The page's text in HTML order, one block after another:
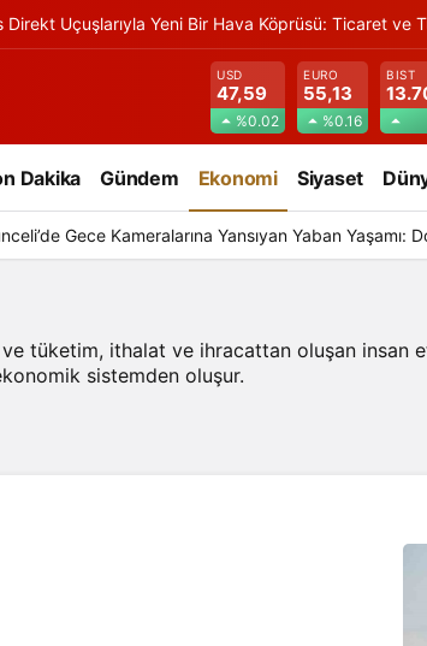
Direkt Uçuşlarıyla Yeni Bir Hava Köprüsü: Ticaret ve
USD
47,59
%0.02
EURO
55,13
%0.16
BIST
Dakika Gündem Ekonomi Siyaset
Gece Kameralarına Yansıyan Yaban Yaşamı:
tüketim, ithalat ve ihracattan oluşan insan
sistemden oluşur.